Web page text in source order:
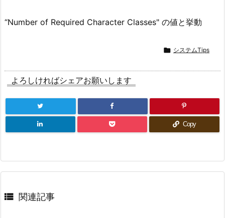
“Number of Required Character Classes" の値と挙動
 システムTips
よろしければシェアお願いします
Copy
 関連記事